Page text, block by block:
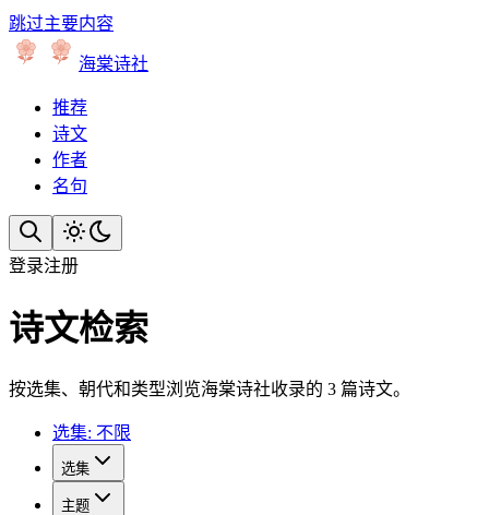
跳过主要内容
海棠诗社
推荐
诗文
作者
名句
登录注册
诗文检索
按选集、朝代和类型浏览海棠诗社收录的 3 篇诗文。
选集: 不限
选集
主题